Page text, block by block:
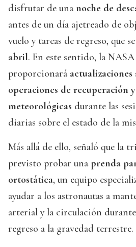
disfrutar de una noche de
antes de un día ajetreado de
vuelo y tareas de regreso, que
abril. En este sentido, la
proporcionará actualizaciones
operaciones de recuperación
meteorológicas durante las
diarias sobre el estado de la
Más allá de ello, señaló que la
previsto probar una prenda
ortostática, un equipo
ayudar a los astronautas a
arterial y la circulación
regreso a la gravedad terrestre.